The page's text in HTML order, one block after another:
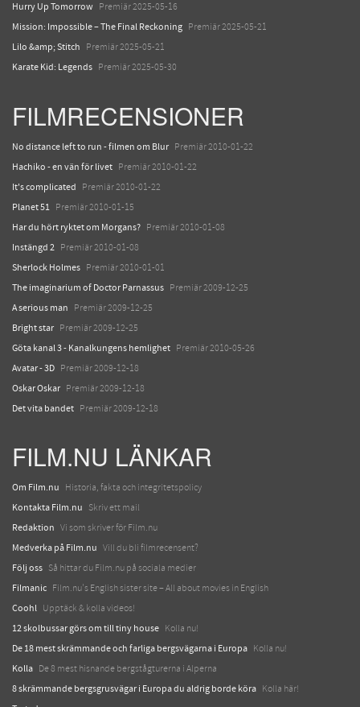
Hurry Up Tomorrow Premiär 2025-05-16
Mission: Impossible – The Final Reckoning Premiär 2025-05-21
Lilo &amp; Stitch Premiär 2025-05-21
Karate Kid: Legends Premiär 2025-05-30
FILMRECENSIONER
No distance left to run - filmen om Blur Premiär 2010-01-22
Hachiko - en vän för livet Premiär 2010-01-22
It's complicated Premiär 2010-01-22
Planet 51 Premiär 2010-01-15
Har du hört ryktet om Morgans? Premiär 2010-01-08
Instängd 2 Premiär 2010-01-08
Sherlock Holmes Premiär 2010-01-01
The imaginarium of Doctor Parnassus Premiär 2009-12-25
A serious man Premiär 2009-12-25
Bright star Premiär 2009-12-25
Göta kanal 3 - Kanalkungens hemlighet Premiär 2010-05-26
Avatar - 3D Premiär 2009-12-18
Oskar Oskar Premiär 2009-12-18
Det vita bandet Premiär 2009-12-18
FILM.NU LÄNKAR
Om Film.nu Historia, fakta och integritetspolicy
Kontakta Film.nu Skriv ett mail
Redaktion Vi som skriver för Film.nu
Medverka på Film.nu Vill du bli filmrecensent?
Följ oss Så hittar du Film.nu på sociala medier
Filmanic Film.nu's English sister site – All about movies in English
Coohl Upptäck & kolla videos!
12 skolbussar görs om till tiny house Kolla nu!
De 18 mest skrämmande och farliga bergsvägarna i Europa Kolla nu!
Kolla De 8 mest hisnande bergstågturerna i Alperna
8 skrämmande bergsgrusvägar i Europa du aldrig borde köra Kolla här!